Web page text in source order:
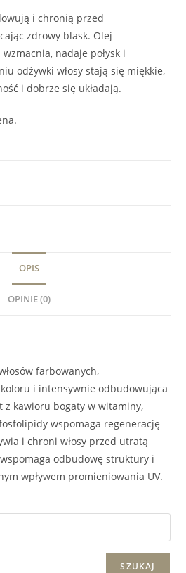
i chronią przed
zdrowy blask. Olej
nadaje połysk i
odżywki włosy stają się miękkie,
i dobrze się układają.
OPIS
OPINIE (0)
farbowanych,
i intensywnie odbudowująca
z kawioru bogaty w witaminy,
wspomaga regenerację
i chroni włosy przed utratą
odbudowę struktury i
wpływem promieniowania UV.
SZUKAJ